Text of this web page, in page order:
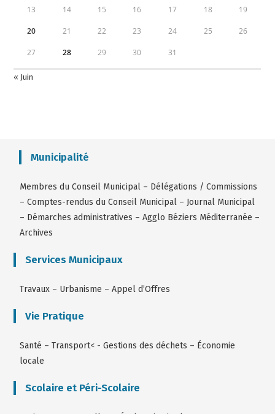
13 14 15 16 17 18 19
20 21 22 23 24 25 26
27 28 29 30 31
« Juin
Municipalité
Membres du Conseil Municipal – Délégations / Commissions
–Comptes-rendus du Conseil Municipal – Journal Municipal
– Démarches administratives –Agglo Béziers Méditerranée –
Archives
Services Municipaux
Travaux – Urbanisme –Appel d’Offres
Vie Pratique
Santé –Transport< -Gestions des déchets – Économie
locale
Scolaire et Péri-Scolaire